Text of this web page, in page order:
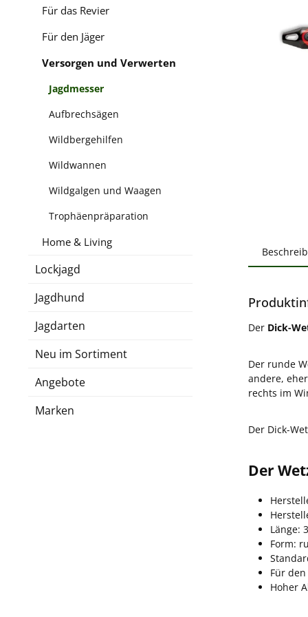
Für das Revier
Für den Jäger
Versorgen und Verwerten
Jagdmesser
Aufbrechsägen
Wildbergehilfen
Wildwannen
Wildgalgen und Waagen
Trophäenpräparation
Home & Living
Lockjagd
Jagdhund
Jagdarten
Neu im Sortiment
Angebote
Marken
Der Dick-
Der runde
andere,
rechts im
Der Dick-
Der
Länge:
Form:
Für
Hoher